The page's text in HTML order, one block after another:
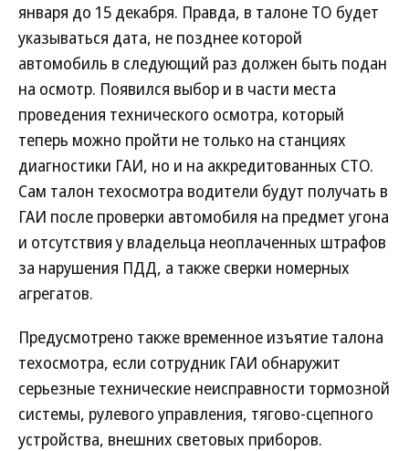
января до 15 декабря. Правда, в талоне ТО будет
указываться дата, не позднее которой
автомобиль в следующий раз должен быть подан
на осмотр. Появился выбор и в части места
проведения технического осмотра, который
теперь можно пройти не только на станциях
диагностики ГАИ, но и на аккредитованных СТО.
Сам талон техосмотра водители будут получать в
ГАИ после проверки автомобиля на предмет угона
и отсутствия у владельца неоплаченных штрафов
за нарушения ПДД, а также сверки номерных
агрегатов.
Предусмотрено также временное изъятие талона
техосмотра, если сотрудник ГАИ обнаружит
серьезные технические неисправности тормозной
системы, рулевого управления, тягово-сцепного
устройства, внешних световых приборов.